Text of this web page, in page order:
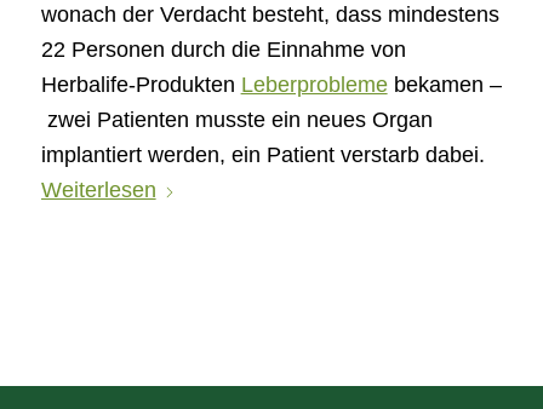
wonach der Verdacht besteht, dass mindestens
22 Personen durch die Einnahme von
Herbalife-Produkten Leberproblemebekamen –
zwei Patienten musste ein neues Organ
implantiert werden, ein Patient verstarb dabei.
Weiterlesen